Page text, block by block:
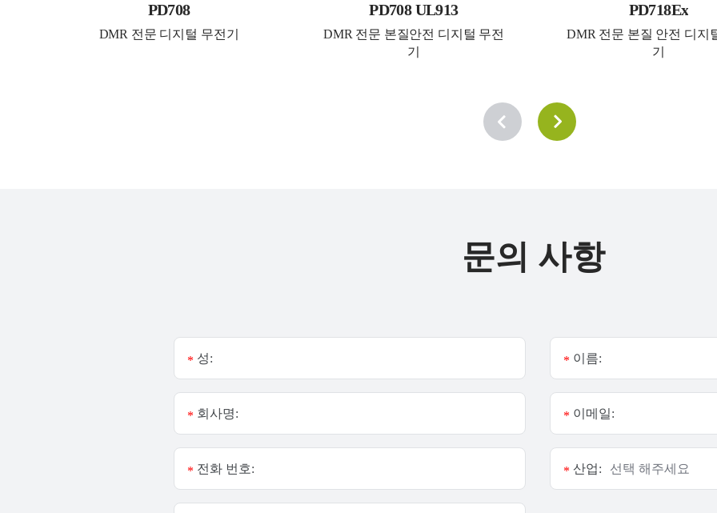
PD708
DMR 전문 디지털 무전기
PD708 UL913
DMR 전문 본질안전 디지털 무전
기
PD718Ex
DMR 전문 본질 안전 디지
기
문의 사항
성:
* 이름:
*
회사명:
* 이메일:
*
전화 번호:
* 산업:
*